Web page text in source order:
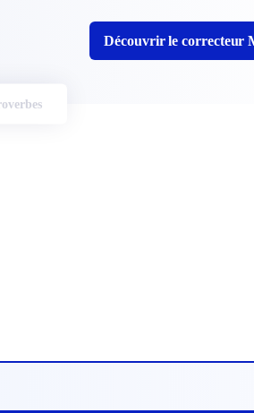
Découvrir le correcteur